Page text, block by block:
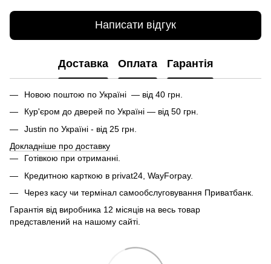
Написати відгук
Доставка Оплата Гарантія
Новою поштою по Україні — від 40 грн.
Кур'єром до дверей по Україні — від 50 грн.
Justin по Україні - від 25 грн.
Докладніше про доставку
Готівкою при отриманні.
Кредитною карткою в privat24, WayForpay.
Через касу чи термінал самообслуговування Приватбанк.
Гарантія від виробника 12 місяців на весь товар
представлений на нашому сайті.